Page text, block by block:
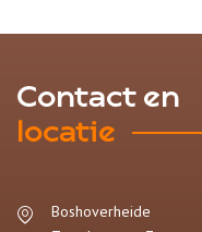
Contact en
locatie
Boshoverheide